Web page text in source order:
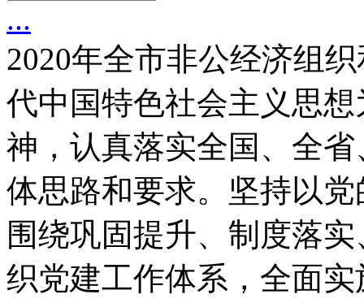
...
2020年全市非公经济组
代中国特色社会主义思
神，认真落实全国、全
体思路和要求。坚持以
围绕巩固提升、制度落
织党建工作体系，全面